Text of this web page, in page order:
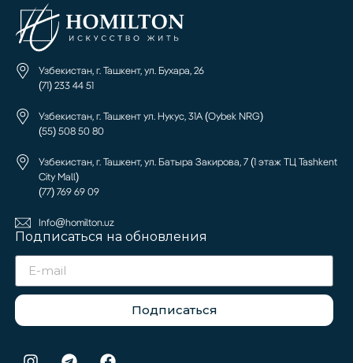
Узбекистан, г. Ташкент, ул. Бухара, 26
(71) 233 44 51
Узбекистан, г. Ташкент ул. Нукус, 31А (Oybek NRG)
(55) 508 50 80
Узбекистан, г. Ташкент, ул. Батыра Закирова, 7 (1 этаж ТЦ Tashkent
City Mall)
(77) 769 69 09
Info@homilton.uz
Подписаться на обновления
Подписаться